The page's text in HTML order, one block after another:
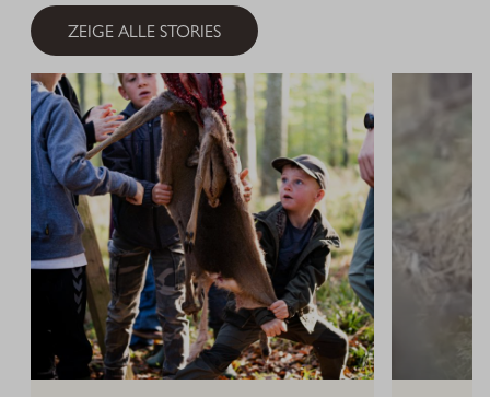
ZEIGE ALLE STORIES